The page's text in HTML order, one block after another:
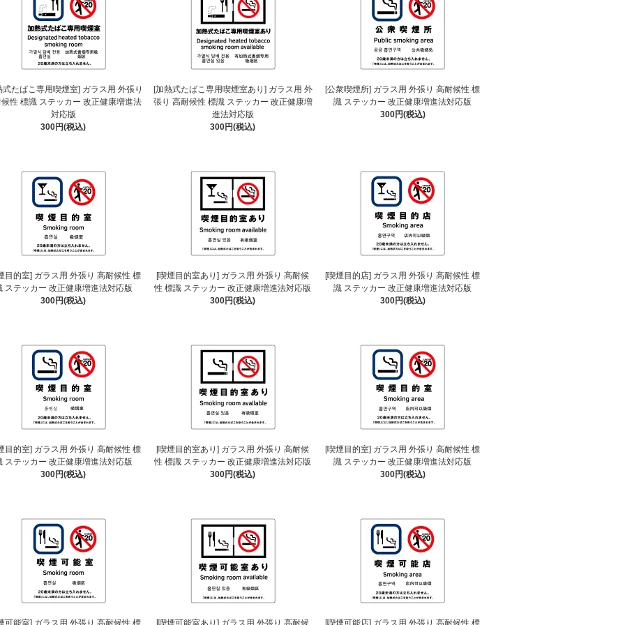
式たばこ専用喫煙室] ガラス用 外張り
性 標識 ステッカー 改正健康増進法
対応版
300円(税込)
[加熱式たばこ専用喫煙室あり] ガラス用 外
張り 高耐候性 標識 ステッカー 改正健康増
進法対応版
300円(税込)
[公衆喫煙所] ガラス用 外張り 高耐候性 標
識 ステッカー 改正健康増進法対応版
300円(税込)
目的室] ガラス用 外張り 高耐候性 標
ステッカー 改正健康増進法対応版
300円(税込)
[喫煙目的室あり] ガラス用 外張り 高耐候
性 標識 ステッカー 改正健康増進法対応版
300円(税込)
[喫煙目的店] ガラス用 外張り 高耐候性 標
識 ステッカー 改正健康増進法対応版
300円(税込)
目的室] ガラス用 外張り 高耐候性 標
ステッカー 改正健康増進法対応版
300円(税込)
[喫煙目的室あり] ガラス用 外張り 高耐候
性 標識 ステッカー 改正健康増進法対応版
300円(税込)
[喫煙目的室] ガラス用 外張り 高耐候性 標
識 ステッカー 改正健康増進法対応版
300円(税込)
可能室] ガラス用 外張り 高耐候性 標 [喫煙可能室あり] ガラス用 外張り 高耐候 [喫煙可能店] ガラス用 外張り 高耐候性 標